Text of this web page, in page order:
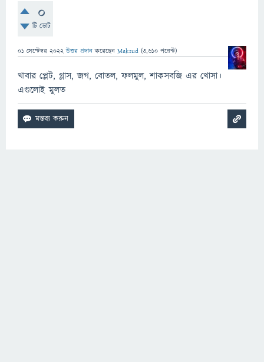
0
টি ভোট
01 সেপ্টেম্বর 2022 উত্তর প্রদান করেছেন Maksud (3,610 পয়েন্ট)
খাবার প্লেট, গ্লাস, জগ, বোতল, ফলমুল, শাকসবজি এর খোসা।
এগুলোই মুলত